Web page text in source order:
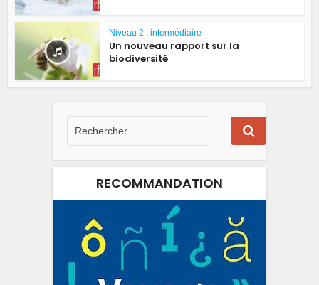
Niveau 2 : intermédiaire
Un nouveau rapport sur la
biodiversité
RECOMMANDATION